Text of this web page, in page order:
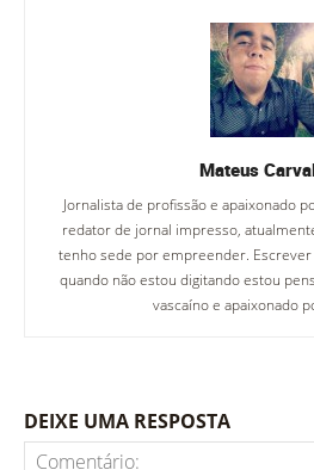
Mateus
Jornalista de profissão e apaixonado
redator de jornal impresso,
tenho sede por empreender. Escrever
quando não estou digitando estou
vascaíno e apaixonado
DEIXE UMA RESPOSTA